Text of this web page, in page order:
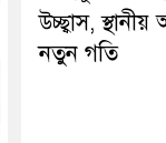
উচ্ছ্বাস, স্থানীয়
নতুন গতি